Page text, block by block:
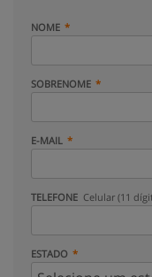
NOME
SOBRENOME
E-MAIL
TELEFONE Celular (11
ESTADO